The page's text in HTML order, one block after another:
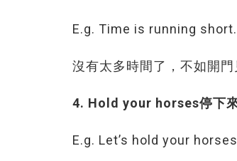
E.g. Time is running
沒有太多時間了，不如開門
4. Hold your horses停下
E.g. Let’s hold your